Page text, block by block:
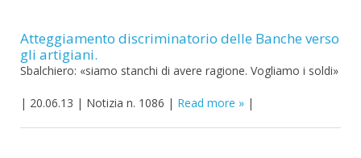
Atteggiamento discriminatorio delle Banche verso
gli artigiani.
Sbalchiero: «siamo stanchi di avere ragione. Vogliamo i soldi»
| 20.06.13 | Notizia n. 1086 | Read more |